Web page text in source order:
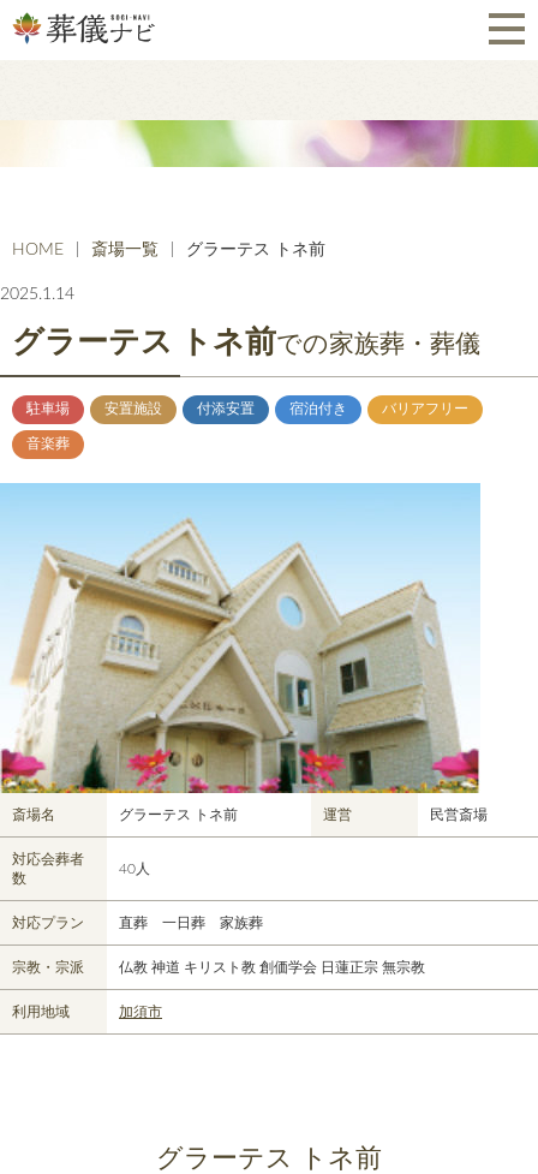
HOME 斎場一覧 グラーテス トネ前
2025.1.14
グラーテス トネ前での家族葬・葬儀
駐車場 安置施設 付添安置 宿泊付き バリアフリー
音楽葬
斎場名 グラーテス トネ前 運営 民営斎場
対応会葬者
数
40人
対応プラン 直葬 一日葬 家族葬
宗教・宗派 仏教 神道 キリスト教 創価学会 日蓮正宗 無宗教
利用地域 加須市
グラーテス トネ前